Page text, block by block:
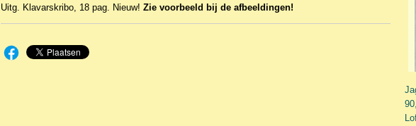
Uitg. Klavarskribo, 18 pag. Nieuw! Zie voorbeeld bij de afbeeldingen!